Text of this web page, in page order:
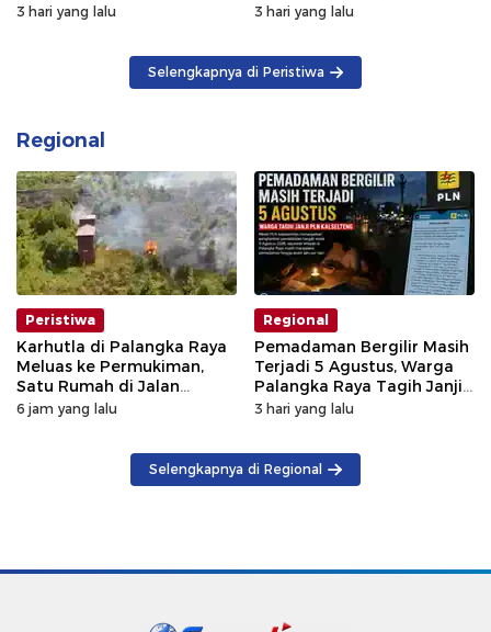
3 hari yang lalu 3 hari yang lalu
Selengkapnya di Peristiwa
Regional
Peristiwa
Karhutla di Palangka Raya
Meluas ke Permukiman,
Satu Rumah di Jalan
Kalibata Hangus Terbakar
6 jam yang lalu
Regional
Pemadaman Bergilir Masih
Terjadi 5 Agustus, Warga
Palangka Raya Tagih Janji
GM PLN Kaltengsel
3 hari yang lalu
Selengkapnya di Regional